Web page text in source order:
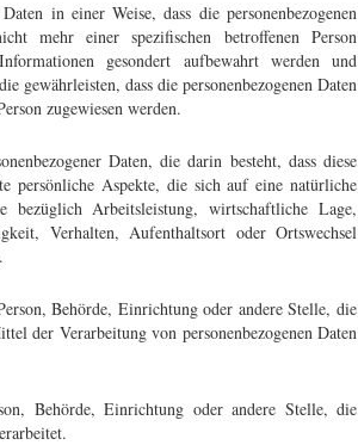
in einer Weise, dass die personenbezogenen
mehr einer spezifischen betroffenen Person
gesondert aufbewahrt werden und
gewährleisten, dass die personenbezogenen Daten
zugewiesen werden.
Daten, die darin besteht, dass diese
persönliche Aspekte, die sich auf eine natürliche
bezüglich Arbeitsleistung, wirtschaftliche Lage,
Verhalten, Aufenthaltsort oder Ortswechsel
Behörde, Einrichtung oder andere Stelle, die
der Verarbeitung von personenbezogenen Daten
Behörde, Einrichtung oder andere Stelle, die